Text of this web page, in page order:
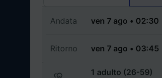
Andata
Ritorno
1 adulto (26-59)